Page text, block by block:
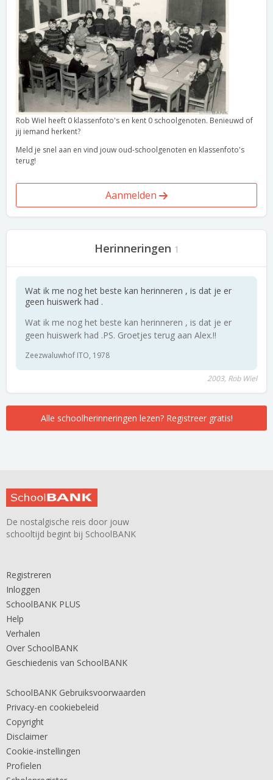
Rob Wiel heeft 0 klassenfoto's en kent 0 schoolgenoten. Benieuwd of
jij iemand herkent?
Meld je snel aan en vind jouw oud-schoolgenoten en klassenfoto's
terug!
Aanmelden
Herinneringen 1
Wat ik me nog het beste kan herinneren , is dat je er
geen huiswerk had .
Wat ik me nog het beste kan herinneren , is dat je er
geen huiswerk had .PS. Groetjes terug aan Alex.!!
Zeezwaluwhof ITO, 1978
2003, Rob Wiel
Alle schoolherinneringen lezen? Registreer gratis!
De nostalgische reis door jouw
schooltijd begint bij SchoolBANK
Registreren
Inloggen
SchoolBANK PLUS
Help
Verhalen
Over SchoolBANK
Geschiedenis van SchoolBANK
SchoolBANK Gebruiksvoorwaarden
Privacy-en cookiebeleid
Copyright
Disclaimer
Cookie-instellingen
Profielen